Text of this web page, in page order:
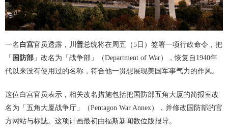
一名 白宫官员透露， 川普总统将在周五（5日）签署一项行政命令，把
「 国防部 」改名为「战争部」（Department of War），恢复自1940年
代以来没有使用过的名称，符合他一贯想展现美国军事气力的作风。
这位白宫官员表示，相关改名措施包括把国防部五角大厦的简报室改
名为「五角大厦战争厅」（Pentagon War Annex），并修改国防部的官
方网站与标誌。这项计画最初由福斯新闻数位版报导。